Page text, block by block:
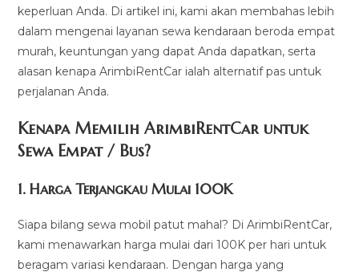
keperluan Anda. Di artikel ini, kami akan membahas lebih
dalam mengenai layanan sewa kendaraan beroda empat
murah, keuntungan yang dapat Anda dapatkan, serta
alasan kenapa ArimbiRentCar ialah alternatif pas untuk
perjalanan Anda.
Kenapa Memilih ArimbiRentCar untuk
Sewa Empat / Bus?
1.Harga Terjangkau Mulai 100K
Siapa bilang sewa mobil patut mahal? Di ArimbiRentCar,
kami menawarkan harga mulai dari 100K per hari untuk
beragam variasi kendaraan. Dengan harga yang